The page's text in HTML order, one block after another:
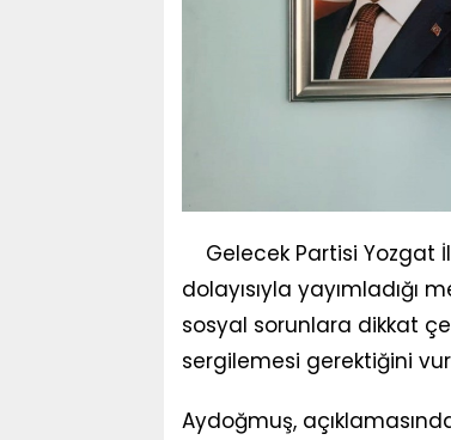
Gelecek Partisi Yozgat
dolayısıyla yayımladığı
sosyal sorunlara dikkat
sergilemesi gerektiğini
Aydoğmuş,